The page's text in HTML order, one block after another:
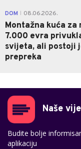
DOM 08.06.2026.
Montažna kuća za
7.000 evra
svijeta, ali postoji
prepreka
Naše
Budite bolje
aplikaciju